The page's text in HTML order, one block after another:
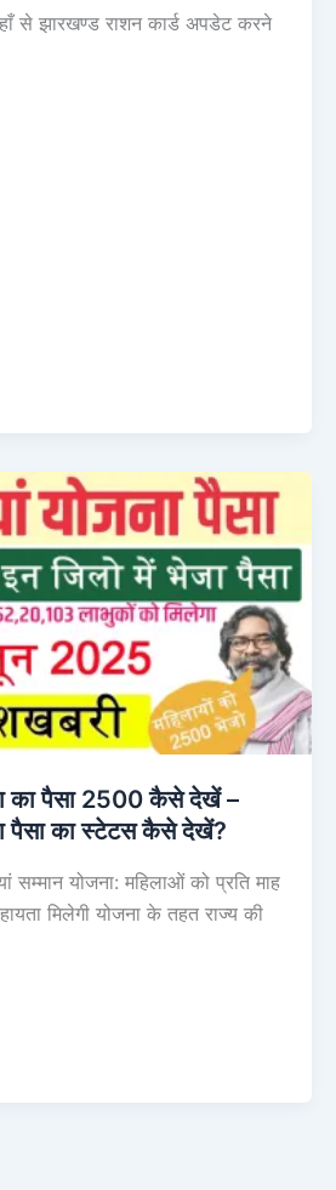
से झारखण्ड राशन कार्ड अपडेट करने
का पैसा 2500 कैसे देखें –
पैसा का स्टेटस कैसे देखें?
सम्मान योजना: महिलाओं को प्रति माह
मिलेगी योजना के तहत राज्य की